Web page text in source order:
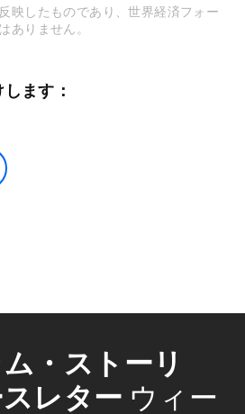
映したものであり、世界経済フォー
ありません。
ます：
ム・ストーリ
レター ウィー